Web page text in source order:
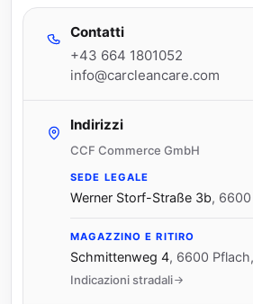
Contatti
+43 664 1801052
info@carcleancare.com
Indirizzi
CCF Commerce GmbH
SEDE LEGALE
Werner Storf-Straße 3b, 6600
MAGAZZINO E RITIRO
Schmittenweg 4, 6600
Indicazioni stradali